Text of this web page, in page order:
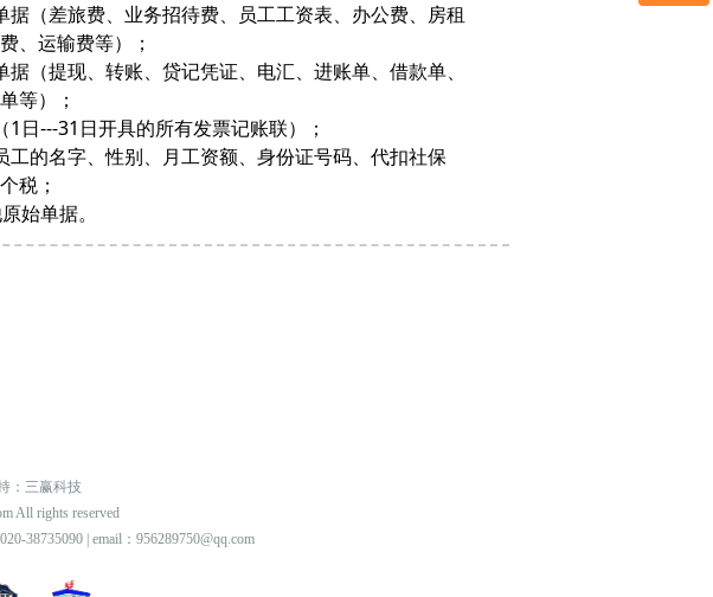
据（差旅费、业务招待费、员工工资表、办公费、房租
、运输费等）；
据（提现、转账、贷记凭证、电汇、进账单、借款单、
等）；
1日---31日开具的所有发票记账联）；
工的名字、性别、月工资额、身份证号码、代扣社保
税；
始单据。
：三赢科技
All rights reserved
38735090 | email：956289750@qq.com